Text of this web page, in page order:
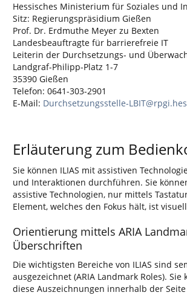
Hessisches Ministerium für Soziales und
Sitz: Regierungspräsidium Gießen
Prof. Dr. Erdmuthe Meyer zu Bexten
Landesbeauftragte für barrierefreie IT
Leiterin der Durchsetzungs- und
Landgraf-Philipp-Platz 1-7
35390 Gießen
Telefon: 0641-303-2901
E-Mail: Durchsetzungsstelle-
Erläuterung zum
Sie können ILIAS mit assistiven
und Interaktionen durchführen. Sie
assistive Technologien, nur mittels
Element, welches den Fokus hält, ist
Orientierung mittels ARIA
Überschriften
Die wichtigsten Bereiche von ILIAS sind
ausgezeichnet (ARIA Landmark Roles).
diese Auszeichnungen innerhalb der